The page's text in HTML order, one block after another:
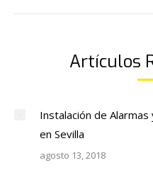
Artículos
Instalación de
en Sevilla
agosto 13, 2018